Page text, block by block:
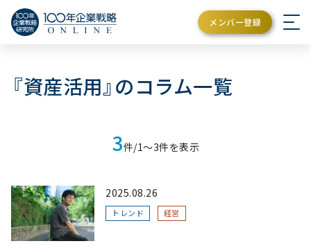
メンバー登録
『資産活用』のコラム一覧
3件/1〜3件を表示
2025.08.26
トレンド 経営